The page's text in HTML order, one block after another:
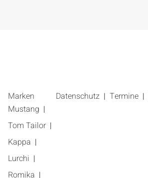
Marken
Mustang
Tom Tailor
Kappa
Lurchi
Romika
Datenschutz Termine